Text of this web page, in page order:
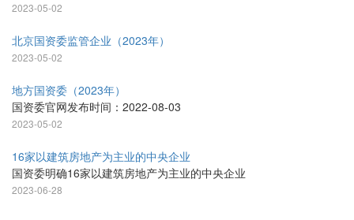
2023-05-02
北京国资委监管企业（2023年）
2023-05-02
地方国资委（2023年）
国资委官网发布时间：2022-08-03
2023-05-02
16家以建筑房地产为主业的中央企业
国资委明确16家以建筑房地产为主业的中央企业
2023-06-28